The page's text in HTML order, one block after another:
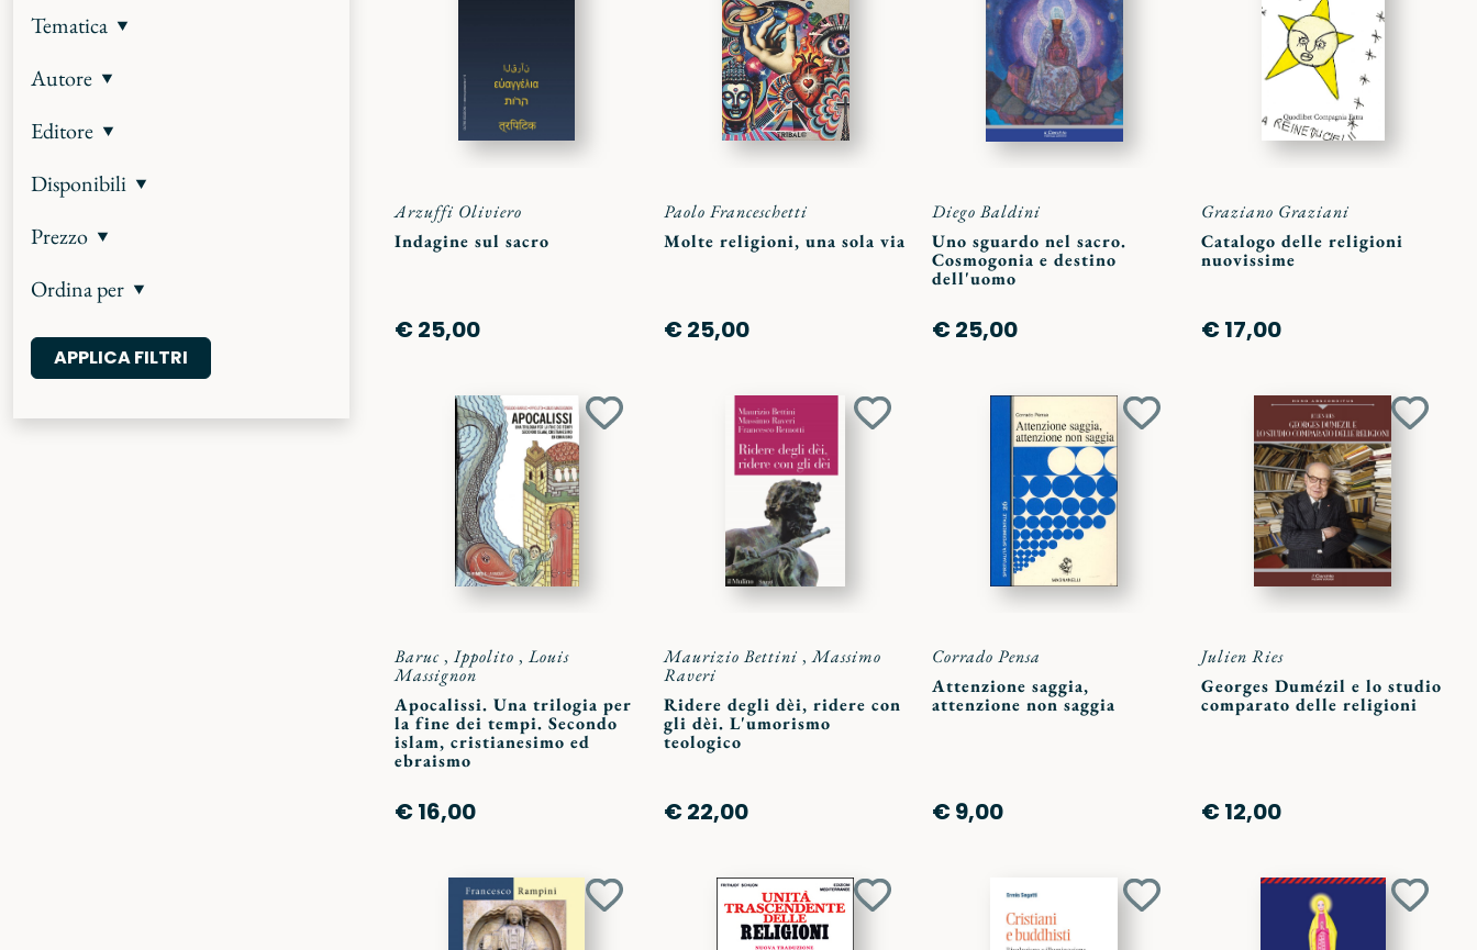
Tematica
Autore
Editore
Disponibili
Prezzo
Ordina per
Arzuffi Oliviero
Indagine sul sacro
€ 25,00
Paolo Franceschetti
Molte religioni, una sola via
€ 25,00
Diego Baldini
Uno sguardo nel sacro.
Cosmogonia e destino
dell'uomo
€ 25,00
Graziano Graziani
Catalogo delle religioni
nuovissime
€ 17,00
Aggiungi
Baruc, Ippolito , Louis
Massignon
Apocalissi. Una trilogia per
la fine dei tempi. Secondo
islam, cristianesimo ed
ebraismo
€ 16,00
Aggiungi
Maurizio Bettini ,Massimo
Raveri
Ridere degli dèi, ridere con
gli dèi. L'umorismo
teologico
€ 22,00
Aggiungi
Corrado Pensa
Attenzione saggia,
attenzione non saggia
€ 9,00
Julien Ries
Georges Dumézil e lo studio
comparato delle religioni
€ 12,00
Aggiungi
Aggiungi
Aggiungi